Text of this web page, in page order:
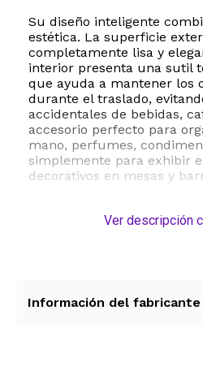
Su diseño inteligente
estética. La superficie
completamente lisa y
interior presenta una sutil
que ayuda a mantener los
durante el traslado,
accidentales de bebidas,
accesorio perfecto para
mano, perfumes,
simplemente para exhibir
decorativos en mesas y
sencilla gracias a su
mantenimiento diario. Por
Ver descripción
Información del fabricante